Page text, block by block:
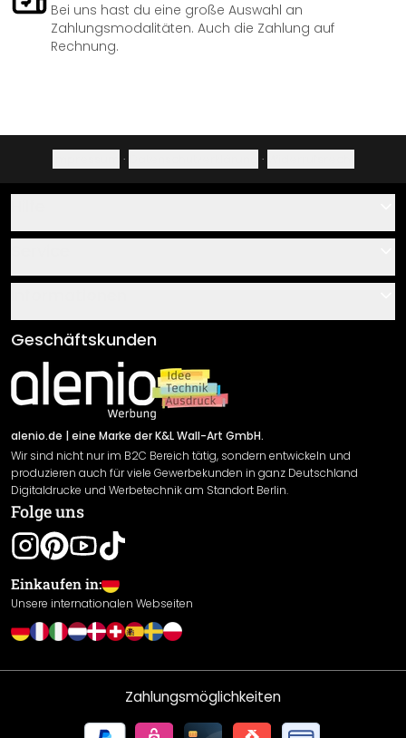
Bei uns hast du eine große Auswahl an
Zahlungsmodalitäten. Auch die Zahlung auf
Rechnung.
· ·
Über uns
Klebe- und Montageanleitungen
Newsletter An-/Abmeldung
Sendungsverfolgung
AGB
Impressum
Versand & Zahlung
Rücksendung
Widerrufsrecht
Datenschutzerklärung
Gewährleistung
Leistungserklärung / CE-Zeichen
Cookie Einstellungen
Geschäftskunden
alenio.de | eine Marke der K&L Wall-Art GmbH.
Wir sind nicht nur im B2C Bereich tätig, sondern entwickeln und
produzieren auch für viele Gewerbekunden in ganz Deutschland
Digitaldrucke und Werbetechnik am Standort Berlin.
Folge uns
Einkaufen in:
Unsere internationalen Webseiten
Zahlungsmöglichkeiten